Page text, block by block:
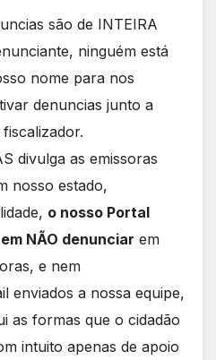
são de INTEIRA
ninguém está
nome para nos
denuncias junto a
divulga as emissoras
nosso estado,
o nosso Portal
NÃO denunciar em
e nem
enviados a nossa equipe,
as formas que o cidadão
intuito apenas de apoio